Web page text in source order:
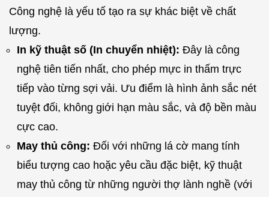
Công nghệ là yếu tố tạo ra sự khác biệt về chất
lượng.
In kỹ thuật số (In chuyển nhiệt): Đây là công
nghệ tiên tiến nhất, cho phép mực in thấm trực
tiếp vào từng sợi vải. Ưu điểm là hình ảnh sắc nét
tuyệt đối, không giới hạn màu sắc, và độ bền màu
cực cao.
May thủ công: Đối với những lá cờ mang tính
biểu tượng cao hoặc yêu cầu đặc biệt, kỹ thuật
may thủ công từ những người thợ lành nghề (với